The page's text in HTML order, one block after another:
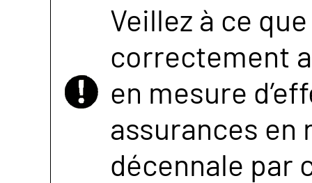
Veillez à ce
correctement
en mesure
assurances
décennale par